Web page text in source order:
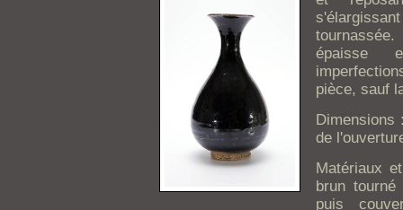
épaisse
pièce, sauf
Dimensions
de
Matériaux
brun
puis